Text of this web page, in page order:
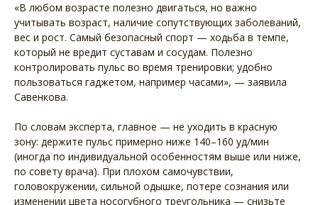
«В любом возрасте полезно двигаться, но важно
учитывать возраст, наличие сопутствующих заболеваний,
вес и рост. Самый безопасный спорт — ходьба в темпе,
который не вредит суставам и сосудам. Полезно
контролировать пульс во время тренировки; удобно
пользоваться гаджетом, например часами», — заявила
Савенкова.
По словам эксперта, главное — не уходить в красную
зону: держите пульс примерно ниже 140–160 уд/мин
(иногда по индивидуальной особенностям выше или ниже,
по совету врача). При плохом самочувствии,
головокружении, сильной одышке, потере сознания или
изменении цвета носогубного треугольника — снизьте